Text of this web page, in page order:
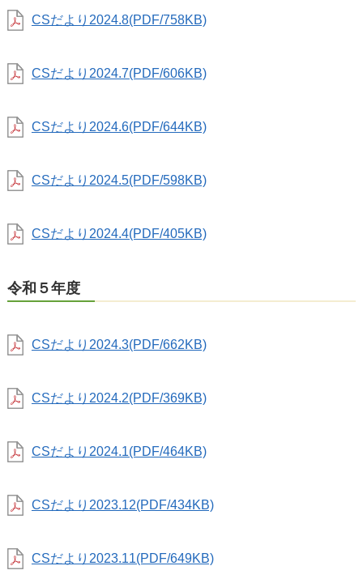
CSだより2024.8(PDF/758KB)
CSだより2024.7(PDF/606KB)
CSだより2024.6(PDF/644KB)
CSだより2024.5(PDF/598KB)
CSだより2024.4(PDF/405KB)
令和５年度
CSだより2024.3(PDF/662KB)
CSだより2024.2(PDF/369KB)
CSだより2024.1(PDF/464KB)
CSだより2023.12(PDF/434KB)
CSだより2023.11(PDF/649KB)